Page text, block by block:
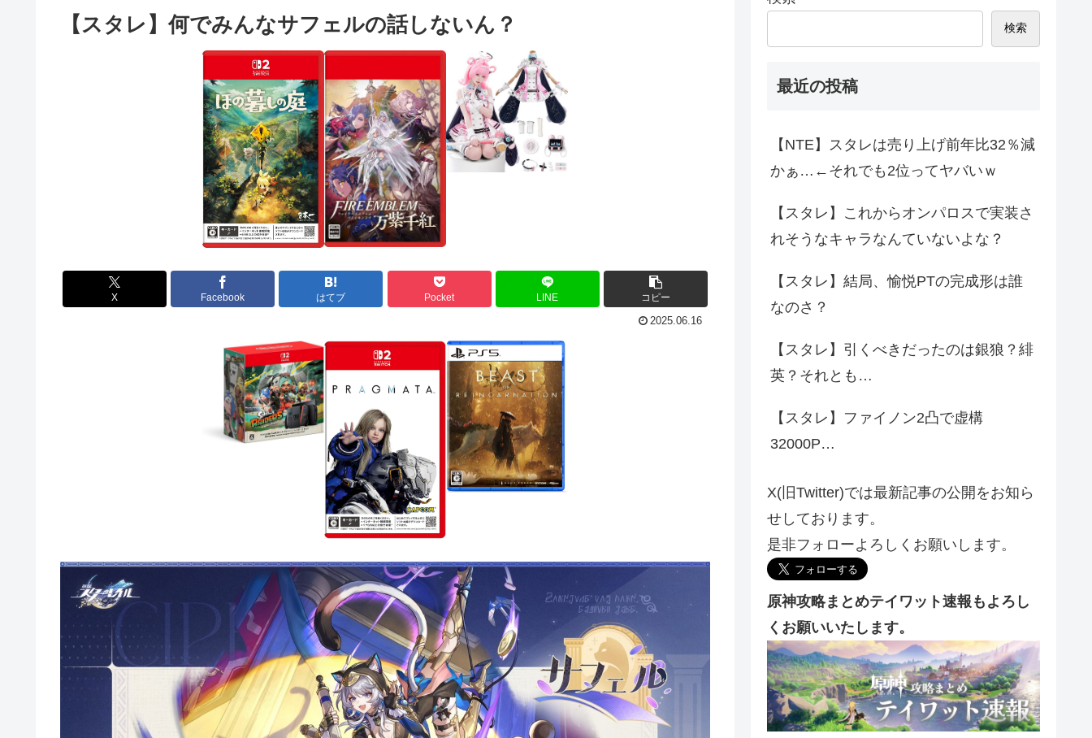
【スタレ】何でみんなサフェルの話しないん？
X Facebook はてブ Pocket LINE コピー
2025.06.16
検索
最近の投稿
【NTE】スタレは売り上げ前年比32％減
かぁ…←それでも2位ってヤバいｗ
【スタレ】これからオンパロスで実装さ
れそうなキャラなんていないよな？
【スタレ】結局、愉悦PTの完成形は誰
なのさ？
【スタレ】引くべきだったのは銀狼？緋
英？それとも…
【スタレ】ファイノン2凸で虚構
32000P…
X(旧Twitter)では最新記事の公開をお知ら
せしております。
是非フォローよろしくお願いします。
原神攻略まとめテイワット速報もよろし
くお願いいたします。